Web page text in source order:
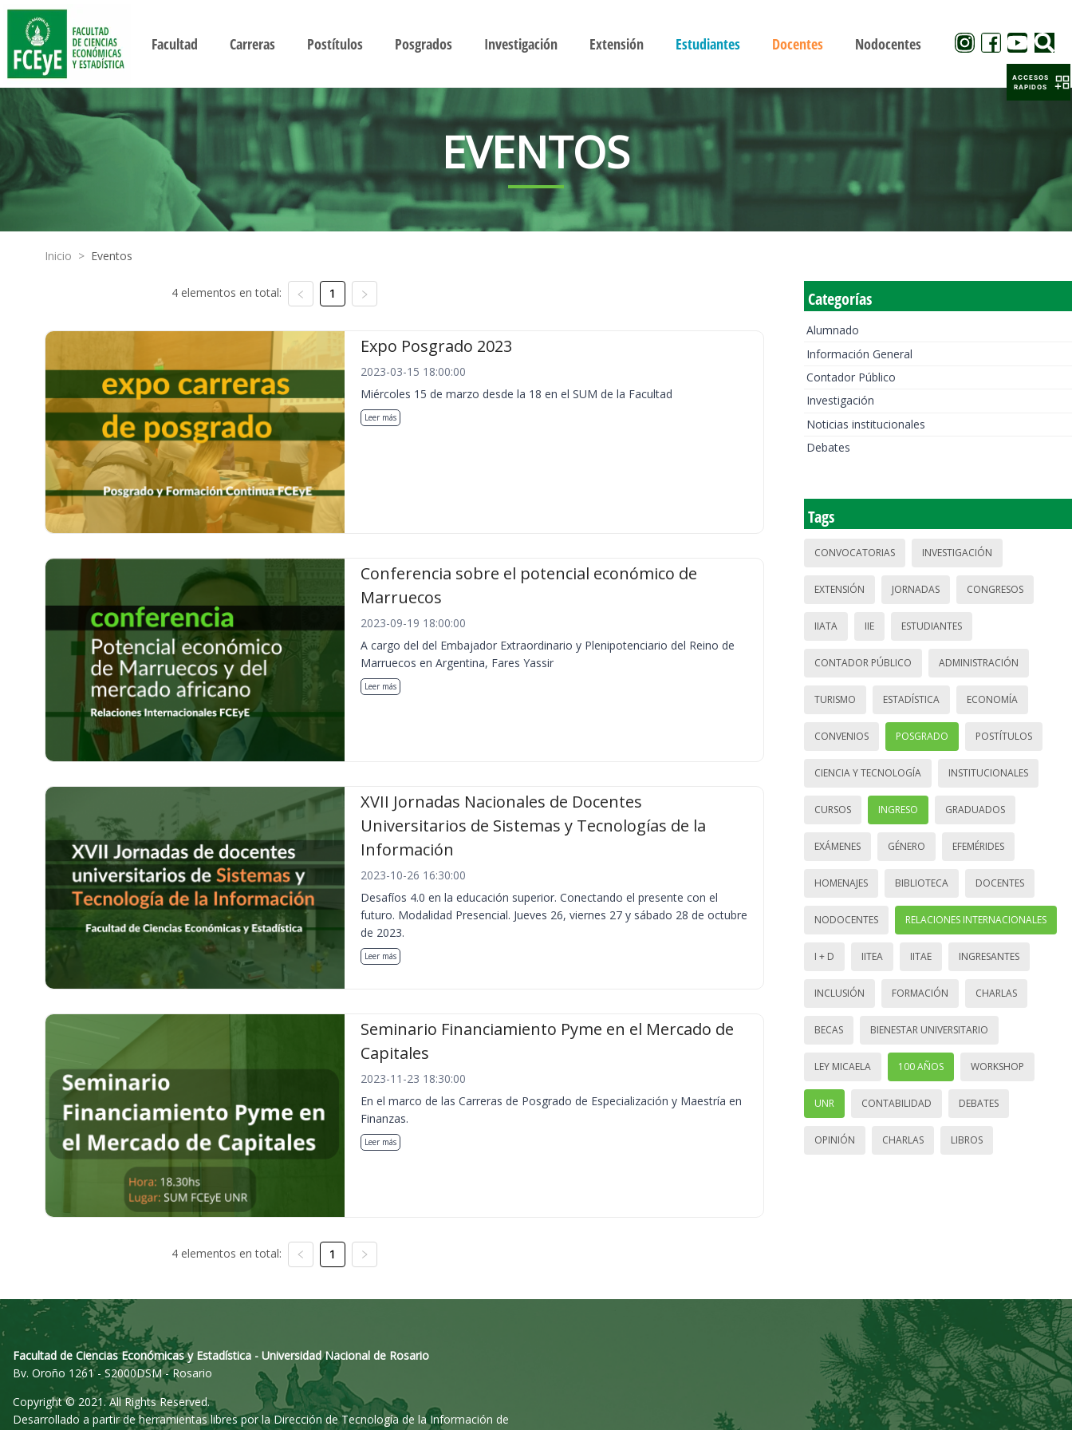
Facultad Carreras Postítulos Posgrados Investigación Extensión Estudiantes Docentes Nodocentes
EVENTOS
Inicio > Eventos
4 elementos en total: 1
Expo Posgrado 2023
2023-03-15 18:00:00
Miércoles 15 de marzo desde la 18 en el SUM de la Facultad
Leer más
Conferencia sobre el potencial económico de
Marruecos
2023-09-19 18:00:00
A cargo del del Embajador Extraordinario y Plenipotenciario del Reino de
Marruecos en Argentina, Fares Yassir
Leer más
XVII Jornadas Nacionales de Docentes
Universitarios de Sistemas y Tecnologías de la
Información
2023-10-26 16:30:00
Desafíos 4.0 en la educación superior. Conectando el presente con el
futuro. Modalidad Presencial. Jueves 26, viernes 27 y sábado 28 de octubre
de 2023.
Leer más
Seminario Financiamiento Pyme en el Mercado de
Capitales
2023-11-23 18:30:00
En el marco de las Carreras de Posgrado de Especialización y Maestría en
Finanzas.
Leer más
4 elementos en total: 1
Categorías
Alumnado
Información General
Contador Público
Investigación
Noticias institucionales
Debates
Tags
CONVOCATORIAS INVESTIGACIÓN
EXTENSIÓN JORNADAS CONGRESOS
IIATA IIE ESTUDIANTES
CONTADOR PÚBLICO ADMINISTRACIÓN
TURISMO ESTADÍSTICA ECONOMÍA
CONVENIOS POSGRADO POSTÍTULOS
CIENCIA Y TECNOLOGÍA INSTITUCIONALES
CURSOS INGRESO GRADUADOS
EXÁMENES GÉNERO EFEMÉRIDES
HOMENAJES BIBLIOTECA DOCENTES
NODOCENTES RELACIONES INTERNACIONALES
I + D IITEA IITAE INGRESANTES
INCLUSIÓN FORMACIÓN CHARLAS
BECAS BIENESTAR UNIVERSITARIO
LEY MICAELA 100 AÑOS WORKSHOP
UNR CONTABILIDAD DEBATES
OPINIÓN CHARLAS LIBROS
Facultad de Ciencias Económicas y Estadística - Universidad Nacional de Rosario
Bv. Oroño 1261 - S2000DSM - Rosario
Copyright © 2021. All Rights Reserved.
Desarrollado a partir de herramientas libres por la Dirección de Tecnología de la Información de
ACCESOS
RAPIDOS